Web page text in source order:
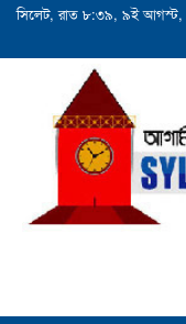
সিলেট, রাত ৮:৩৯, ৯ই আগস্ট,